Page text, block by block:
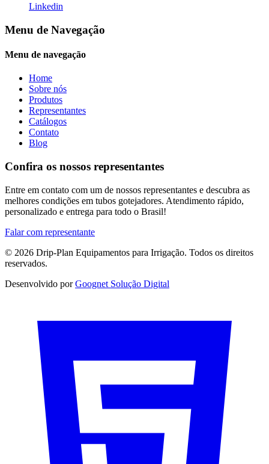
Linkedin
Menu de Navegação
Menu de navegação
Home
Sobre nós
Produtos
Representantes
Catálogos
Contato
Blog
Confira os nossos representantes
Entre em contato com um de nossos representantes e descubra as
melhores condições em tubos gotejadores. Atendimento rápido,
personalizado e entrega para todo o Brasil!
Falar com representante
© 2026 Drip-Plan Equipamentos para Irrigação. Todos os direitos
reservados.
Desenvolvido porGoognet Solução Digital